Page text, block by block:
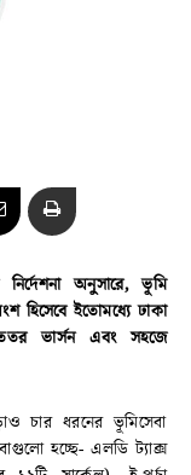
অনুসারে, ভূমি
হিসেবে ইতোমধ্যে ঢাকা
ভার্সন এবং সহজে
চার ধরনের ভূমিসেবা
হচ্ছে- এলডি ট্যাক্স